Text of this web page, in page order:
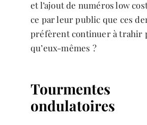
et l’ajout de numéros low
ce par leur public que ces
préfèrent continuer à trahir
qu’eux-mêmes ?
Tourmentes
ondulatoires